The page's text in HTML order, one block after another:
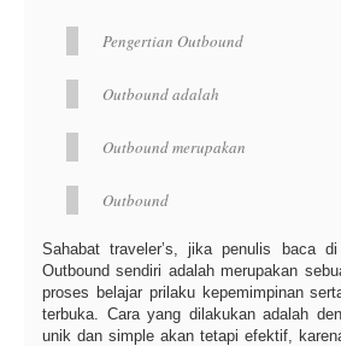
Pengertian Outbound
Outbound adalah
Outbound merupakan
Outbound
Sahabat traveler’s, jika penulis baca
Outbound sendiri adalah merupakan
proses belajar prilaku kepemimpinan
terbuka. Cara yang dilakukan adalah
unik dan simple akan tetapi efektif,